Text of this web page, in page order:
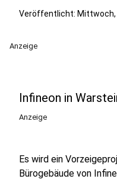
Veröffentlicht: Mittwoch,
Anzeige
Infineon in
Anzeige
Es wird ein
Bürogebäude von